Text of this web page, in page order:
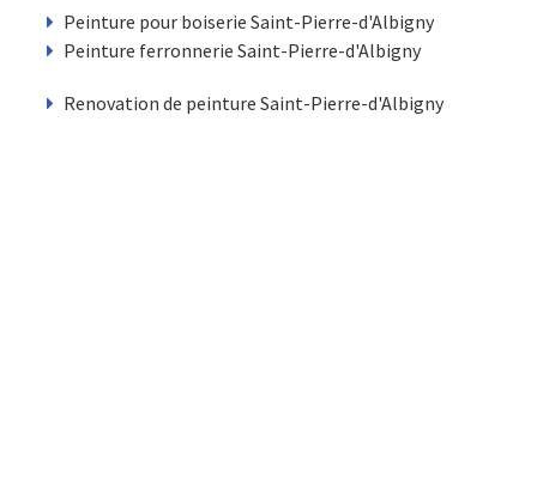
Peinture pour boiserie Saint-Pierre-d'Albigny
Peinture ferronnerie Saint-Pierre-d'Albigny
Renovation de peinture Saint-Pierre-d'Albigny